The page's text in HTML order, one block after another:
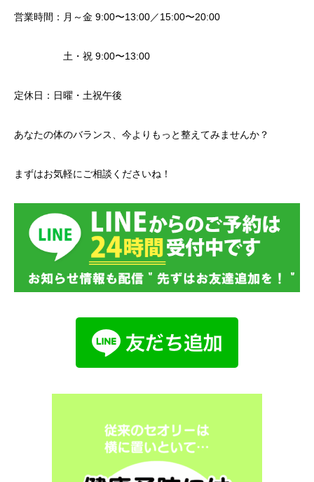
営業時間：月～金 9:00〜13:00／15:00〜20:00
土・祝 9:00〜13:00
定休日：日曜・土祝午後
あなたの体のバランス、今よりもっと整えてみませんか？
まずはお気軽にご相談くださいね！